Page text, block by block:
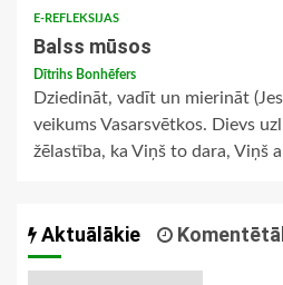
E-REFLEKSIJAS
Balss mūsos
Dītrihs Bonhēfers
Dziedināt, vadīt un mierināt
veikums Vasarsvētkos. Dievs
žēlastība, ka Viņš to dara, Viņš
Aktuālākie